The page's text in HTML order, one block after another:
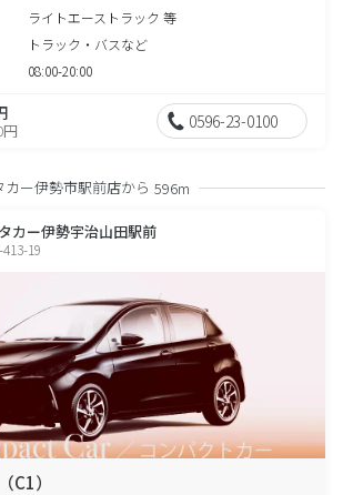
ライトエーストラック 等
トラック・バスなど
08:00-20:00
0596-23-0100
ー伊勢市駅前店から 596m
カー伊勢宇治山田駅前
19
C1）